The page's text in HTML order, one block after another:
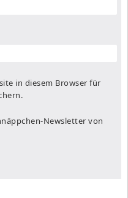
in diesem Browser für
Newsletter von